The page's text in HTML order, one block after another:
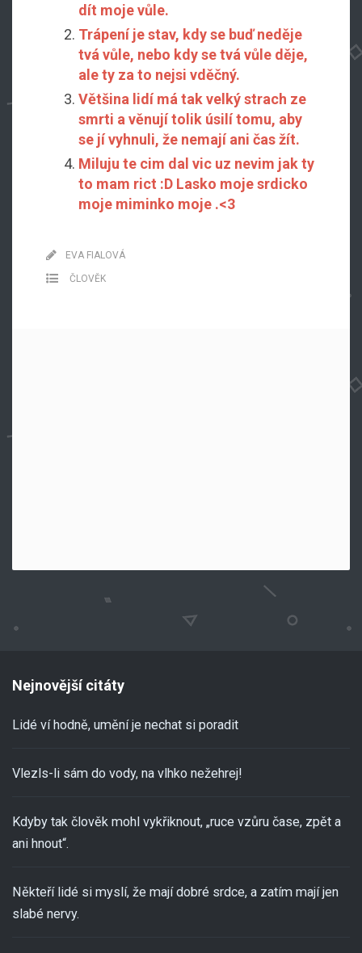
dít moje vůle.
Trápení je stav, kdy se buď neděje
tvá vůle, nebo kdy se tvá vůle děje,
ale ty za to nejsi vděčný.
Většina lidí má tak velký strach ze
smrti a věnují tolik úsilí tomu, aby
se jí vyhnuli, že nemají ani čas žít.
Miluju te cim dal vic uz nevim jak ty
to mam rict :D Lasko moje srdicko
moje miminko moje .<3
EVA FIALOVÁ
ČLOVĚK
Nejnovější citáty
Lidé ví hodně, umění je nechat si poradit
Vlezls-li sám do vody, na vlhko nežehrej!
Kdyby tak člověk mohl vykřiknout, „ruce vzůru čase, zpět a
ani hnout“.
Někteří lidé si myslí, že mají dobré srdce, a zatím mají jen
slabé nervy.